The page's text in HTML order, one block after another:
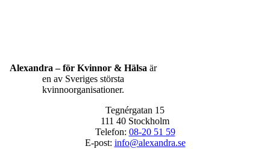
Alexandra – för Kvinnor & Hälsa är
en av Sveriges största
kvinnoorganisationer.
Tegnérgatan 15
111 40 Stockholm
Telefon: 08-20 51 59
E-post: info@alexandra.se